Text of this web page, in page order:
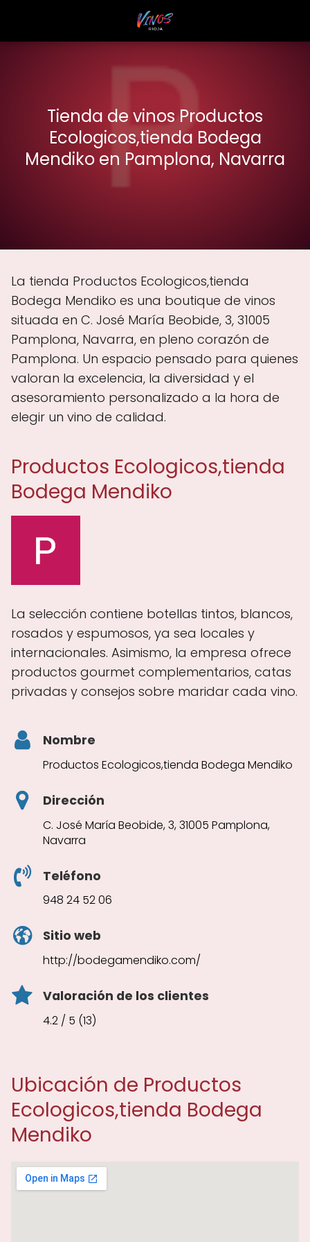
Tienda de vinos Productos
Ecologicos,tienda Bodega
Mendiko en Pamplona, Navarra
La tienda Productos Ecologicos,tienda
Bodega Mendiko es una boutique de vinos
situada en C. José María Beobide, 3, 31005
Pamplona, Navarra, en pleno corazón de
Pamplona. Un espacio pensado para quienes
valoran la excelencia, la diversidad y el
asesoramiento personalizado a la hora de
elegir un vino de calidad.
Productos Ecologicos,tienda
Bodega Mendiko
La selección contiene botellas tintos, blancos,
rosados y espumosos, ya sea locales y
internacionales. Asimismo, la empresa ofrece
productos gourmet complementarios, catas
privadas y consejos sobre maridar cada vino.
Nombre
Productos Ecologicos,tienda Bodega Mendiko
Dirección
C. José María Beobide, 3, 31005 Pamplona,
Navarra
Teléfono
948 24 52 06
Sitio web
http://bodegamendiko.com/
Valoración de los clientes
4.2 / 5 (13)
Ubicación de Productos
Ecologicos,tienda Bodega
Mendiko